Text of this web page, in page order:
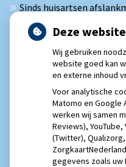
Sinds huisartsen
neemt gebruik toe
Eigen risico gaat onder
Schurft sinds corona
uitbraken fors gestegen
Deze
Wij gebruiken
website goed kan
en externe inhoud
Voor analytische
Matomo en Google
werken wij samen
Reviews),
(Twitter),
gegevens zoals uw